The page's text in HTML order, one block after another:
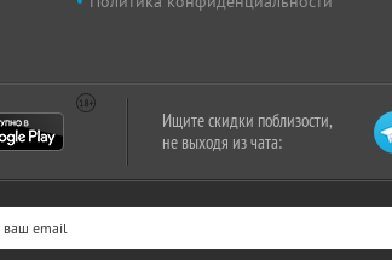
Ищите скидки поблизости,
не выходя из чата: